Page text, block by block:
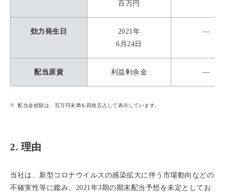
百万円
効力発生日
2021年
6月24日
―
配当原資 利益剰余金 ―
配当金総額は、百万円未満を四捨五入して表示しています。
2. 理由
当社は、新型コロナウイルスの感染拡大に伴う市場動向などの
不確実性等に鑑み、2021年3期の期末配当予想を未定としてお